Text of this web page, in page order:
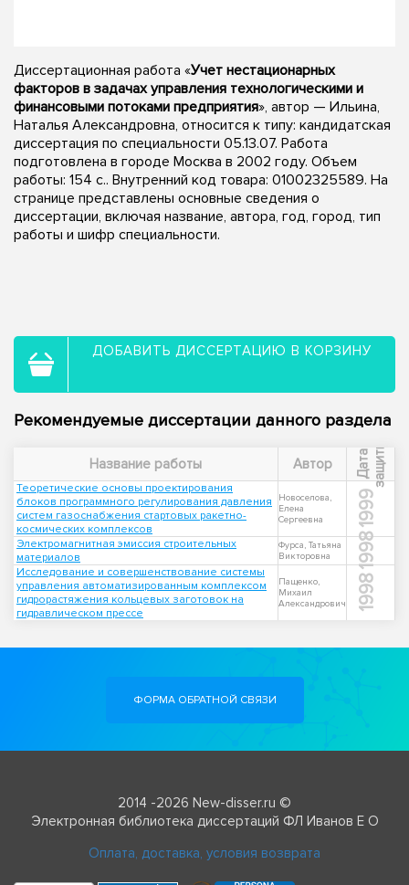
Диссертационная работа «Учет нестационарных
факторов в задачах управления технологическими и
финансовыми потоками предприятия», автор — Ильина,
Наталья Александровна, относится к типу: кандидатская
диссертация по специальности 05.13.07. Работа
подготовлена в городе Москва в 2002 году. Объем
работы: 154 с.. Внутренний код товара: 01002325589. На
странице представлены основные сведения о
диссертации, включая название, автора, год, город, тип
работы и шифр специальности.
ДОБАВИТЬ ДИССЕРТАЦИЮ В КОРЗИНУ
Рекомендуемые диссертации данного раздела
Название работы Автор Д
а
т
а
з
а
щ
и
т ы
Теоретические основы проектирования
блоков программного регулирования давления
систем газоснабжения стартовых ракетно-
космических комплексов
Новоселова,
Елена
Сергеевна
1999
Электромагнитная эмиссия строительных
материалов
Фурса, Татьяна
Викторовна
1998
Исследование и совершенствование системы
управления автоматизированным комплексом
гидрорастяжения кольцевых заготовок на
гидравлическом прессе
Пащенко,
Михаил
Александрович
1998
ФОРМА ОБРАТНОЙ СВЯЗИ
2014 -2026 New-disser.ru ©
Электронная библиотека диссертаций ФЛ Иванов Е О
Оплата, доставка, условия возврата